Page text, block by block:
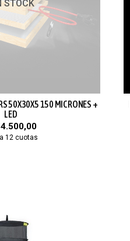
STOCK
50X30X5 150 MICRONES +
LED
12 cuotas